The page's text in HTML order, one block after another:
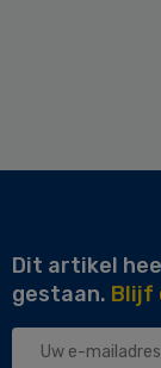
Dit artikel
gestaan. Blijf
Uw